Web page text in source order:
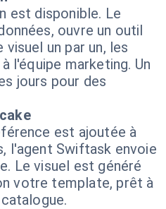
est disponible. Le
ouvre un outil
un par un, les
l'équipe marketing. Un
jours pour des
est ajoutée à
l'agent Swiftask envoie
Le visuel est généré
votre template, prêt à